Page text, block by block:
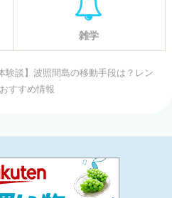
雑学
験談】波照間島の移動手段は？レン
すすめ情報